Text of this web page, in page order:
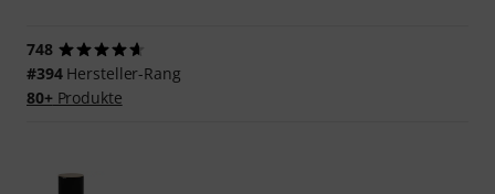
748
#394Hersteller-Rang
80+Produkte